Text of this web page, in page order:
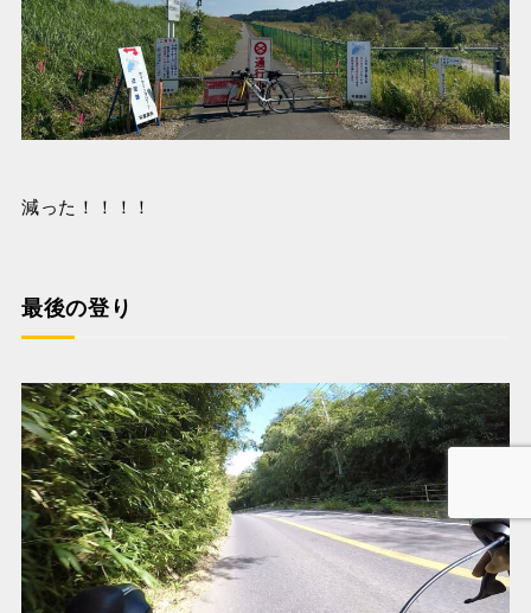
減った！！！！
最後の登り